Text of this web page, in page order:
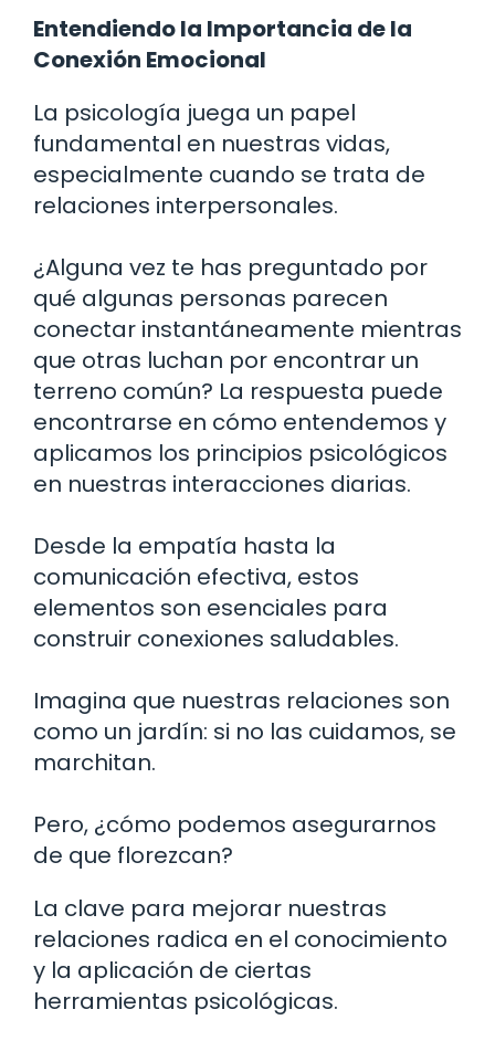
Entendiendo la Importancia de la
Conexión Emocional
La psicología juega un papel
fundamental en nuestras vidas,
especialmente cuando se trata de
relaciones interpersonales.
¿Alguna vez te has preguntado por
qué algunas personas parecen
conectar instantáneamente mientras
que otras luchan por encontrar un
terreno común? La respuesta puede
encontrarse en cómo entendemos y
aplicamos los principios psicológicos
en nuestras interacciones diarias.
Desde la empatía hasta la
comunicación efectiva, estos
elementos son esenciales para
construir conexiones saludables.
Imagina que nuestras relaciones son
como un jardín: si no las cuidamos, se
marchitan.
Pero, ¿cómo podemos asegurarnos
de que florezcan?
La clave para mejorar nuestras
relaciones radica en el conocimiento
y la aplicación de ciertas
herramientas psicológicas.